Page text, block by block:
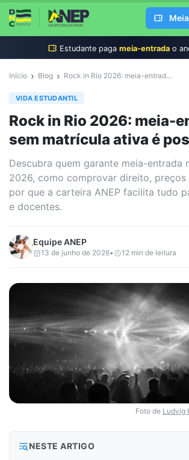
Estudante paga meia-entrada o
Início › Blog › Rock in Rio 2026: meia-entrada sem matrícula ativa é possível?
VIDA ESTUDANTIL
Rock in Rio 2026: meia-
sem matrícula ativa é
Descubra quem garante meia-entrada
2026, como comprovar direito, preços
por que a carteira ANEP facilita tudo
e docentes.
EquipeANEP
13 de junho de 2026• 12 min de leitura
Foto de Ludvig
NESTE ARTIGO